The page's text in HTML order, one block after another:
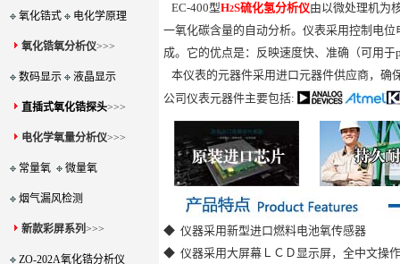
氧化锆式 电化学原理
氧化锆氧分析仪>>>
数码显示 液晶显示
直插式氧化锆探头>>>
电化学氧量分析仪>>>
常量氧 微量氧
烟气漏风检测
新款彩屏系列>>>
ZO-202A氧化锆分析仪
EC-400型H2S硫化氢分析仪由以微处理机为
一氧化碳含量的自动分析。仪表采用控制电
成。它的优点是：反映速度快、准确（可用于
本仪表的元器件采用进口元器件供应商，确
公司仪表元器件主要包括:
◆ 仪器采用新型进口燃料电池氧传感器
◆ 仪器采用大屏幕ＬＣＤ显示屏，全中文操